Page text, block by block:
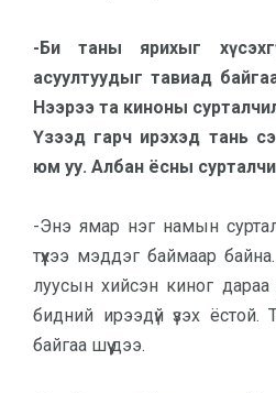
-Би таны ярихыг
асуултуудыг та­виад
Нээрээ та киноны
Үзээд гарч ирэхэд тань
юм уу. Албан ёсны
-Энэ ямар нэг намын
түүхээ мэддэг бай­­маар
луусын хийсэн киног дараа
бидний ирээдүй үзэх
бай­гаа шүү дээ.